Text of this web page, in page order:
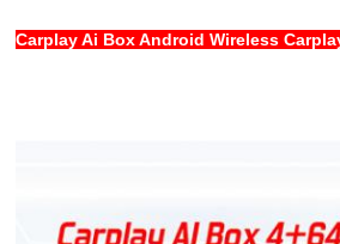
Carplay Ai Box Android Wireless